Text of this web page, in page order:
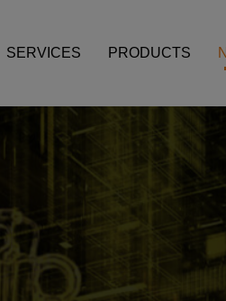
SERVICES PRODUCTS